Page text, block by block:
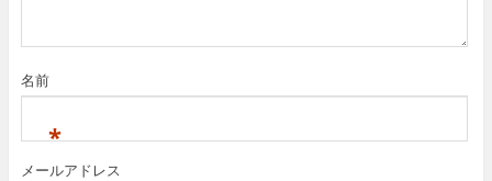
名前
*
メールアドレス